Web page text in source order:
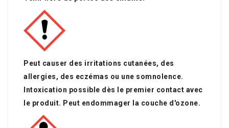
Peut causer des irritations cutanées, des
allergies, des eczémas ou une somnolence.
Intoxication possible dès le premier contact avec
le produit. Peut endommager la couche d'ozone.